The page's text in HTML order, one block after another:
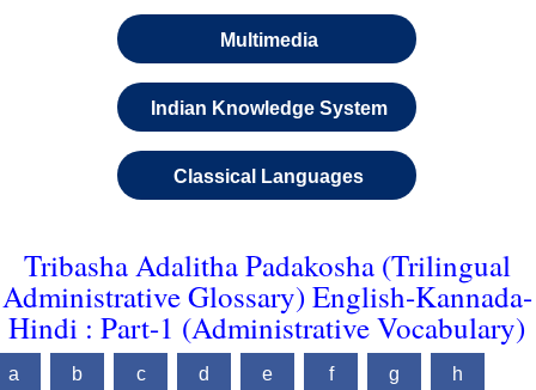
Multimedia
Indian Knowledge System
Classical Languages
Tribasha Adalitha Padakosha (Trilingual
Administrative Glossary) English-Kannada-
Hindi : Part-1 (Administrative Vocabulary)
a b c d e f g h